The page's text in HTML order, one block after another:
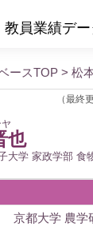
教員業績デー
ースTOP > 松
（最終
也
大学 家政学部 食
京都大学 農学